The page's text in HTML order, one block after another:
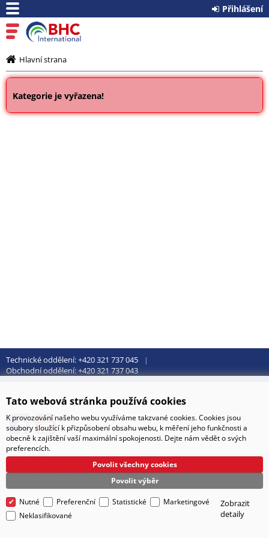
Přihlášení
Hlavní strana
Kategorie je vyřazena!
Technické oddělení: +420 321 737 045
Obchodní oddělení: +420 321 737 043
Technické řešení © 2026 CyberSoft s.r.o.
Tato webová stránka používá cookies
K provozování našeho webu využíváme takzvané cookies. Cookies jsou
soubory sloužící k přizpůsobení obsahu webu, k měření jeho funkčnosti a
obecně k zajištění vaší maximální spokojenosti. Dejte nám vědět o svých
preferencích.
Povolit výběr
Povolit všechny cookies
Nutné Preferenční Statistické
Marketingové
Neklasifikované
Zobrazit
detaily